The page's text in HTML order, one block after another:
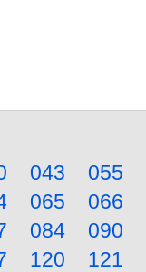
043 055
065 066
084 090
120 121